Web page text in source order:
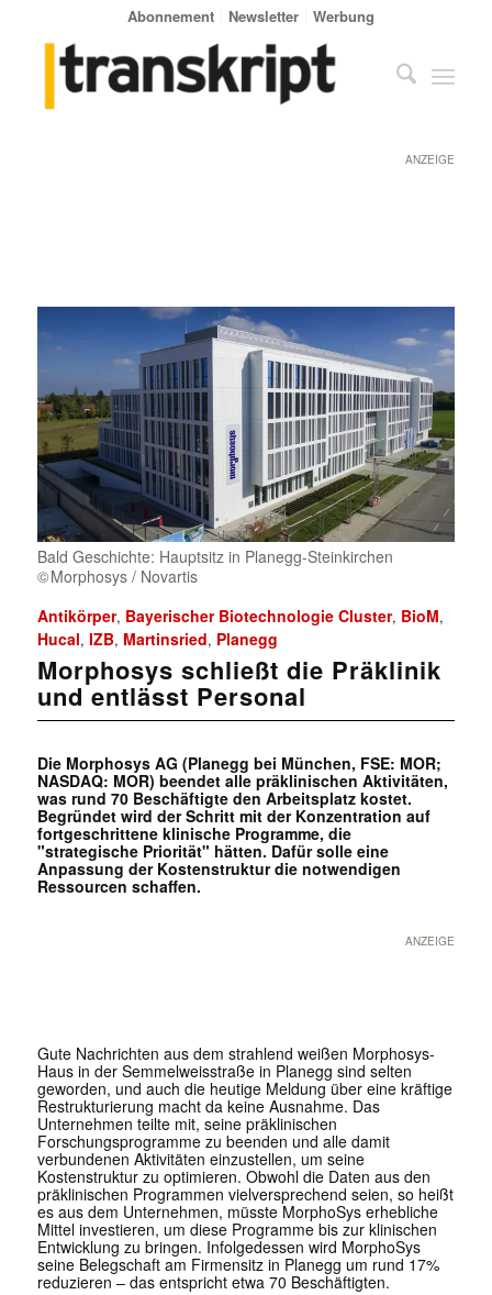
Abonnement Newsletter Werbung
ANZEIGE
Bald Geschichte: Hauptsitz in Planegg-Steinkirchen
Morphosys / Novartis
Antikörper, Bayerischer Biotechnologie Cluster, BioM,
Hucal, IZB, Martinsried, Planegg
Morphosys schließt die Präklinik
und entlässt Personal
Die Morphosys AG (Planegg bei München, FSE: MOR;
NASDAQ: MOR) beendet alle präklinischen Aktivitäten,
was rund 70 Beschäftigte den Arbeitsplatz kostet.
Begründet wird der Schritt mit der Konzentration auf
fortgeschrittene klinische Programme, die
"strategische Priorität" hätten. Dafür solle eine
Anpassung der Kostenstruktur die notwendigen
Ressourcen schaffen.
ANZEIGE
Gute Nachrichten aus dem strahlend weißen Morphosys-
Haus in der Semmelweisstraße in Planegg sind selten
geworden, und auch die heutige Meldung über eine kräftige
Restrukturierung macht da keine Ausnahme. Das
Unternehmen teilte mit, seine präklinischen
Forschungsprogramme zu beenden und alle damit
verbundenen Aktivitäten einzustellen, um seine
Kostenstruktur zu optimieren. Obwohl die Daten aus den
präklinischen Programmen vielversprechend seien, so heißt
es aus dem Unternehmen, müsste MorphoSys erhebliche
Mittel investieren, um diese Programme bis zur klinischen
Entwicklung zu bringen. Infolgedessen wird MorphoSys
seine Belegschaft am Firmensitz in Planegg um rund 17%
reduzieren – das entspricht etwa 70 Beschäftigten.